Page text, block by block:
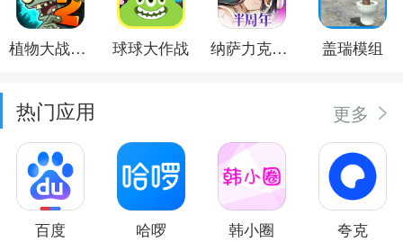
植物大战僵尸2 球球大作战 纳萨力克之王 盖瑞模组
热门应用 更多
百度 哈啰 韩小圈 夸克